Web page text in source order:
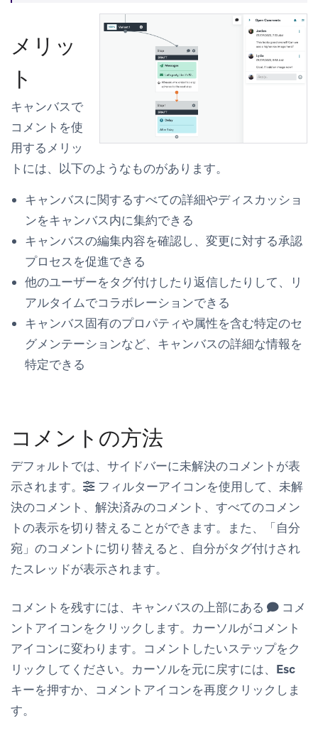
メリッ
ト
キャンバスで
コメントを使
用するメリッ
トには、以下のようなものがあります。
キャンバスに関するすべての詳細やディスカッショ
ンをキャンバス内に集約できる
キャンバスの編集内容を確認し、変更に対する承認
プロセスを促進できる
他のユーザーをタグ付けしたり返信したりして、リ
アルタイムでコラボレーションできる
キャンバス固有のプロパティや属性を含む特定のセ
グメンテーションなど、キャンバスの詳細な情報を
特定できる
コメントの方法
デフォルトでは、サイドバーに未解決のコメントが表
示されます。
フィルターアイコンを使用して、未解
決のコメント、解決済みのコメント、すべてのコメン
トの表示を切り替えることができます。また、「自分
宛」のコメントに切り替えると、自分がタグ付けされ
たスレッドが表示されます。
コメントを残すには、キャンバスの上部にある
コメ
ントアイコンをクリックします。カーソルがコメント
アイコンに変わります。コメントしたいステップをク
リックしてください。カーソルを元に戻すには、 Esc
キーを押すか、コメントアイコンを再度クリックしま
す。